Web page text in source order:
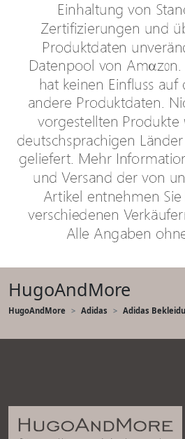
HugoAndMore
HugoAndMore Adidas Adidas